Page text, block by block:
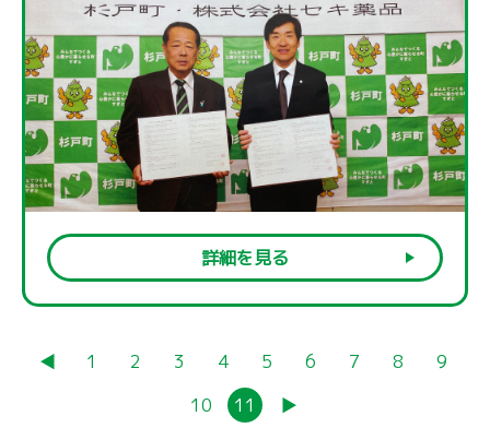
詳細を見る
◀︎ 1 2 3 4 5 6 7 8
9
10
11 ▶︎